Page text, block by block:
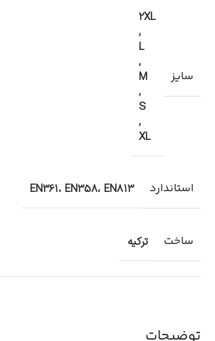
توضیحات
سایز
2XL
,
L
,
M
,
S
,
XL
استاندارد EN361، EN358، EN813
ساخت ترکیه